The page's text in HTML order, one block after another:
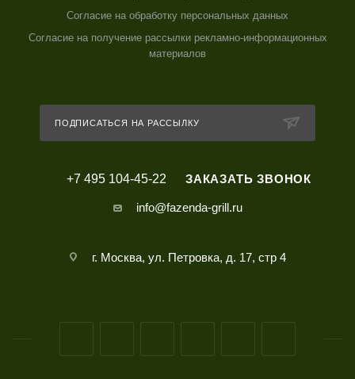
Согласие на обработку персональных данных
Согласие на получение рассылки рекламно-информационных
материалов
ПОДПИСАТЬСЯ НА РАССЫЛКУ
+7 495 104-45-22 ЗАКАЗАТЬ ЗВОНОК
info@fazenda-grill.ru
г. Москва, ул. Петровка, д. 17, стр 4